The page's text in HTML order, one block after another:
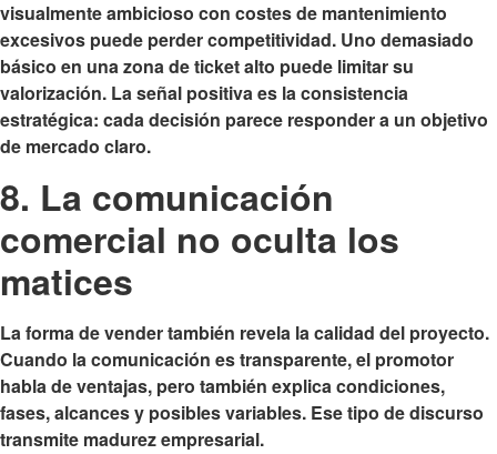
visualmente ambicioso con costes de mantenimiento
excesivos puede perder competitividad. Uno demasiado
básico en una zona de ticket alto puede limitar su
valorización. La señal positiva es la consistencia
estratégica: cada decisión parece responder a un objetivo
de mercado claro.
8. La comunicación
comercial no oculta los
matices
La forma de vender también revela la calidad del proyecto.
Cuando la comunicación es transparente, el promotor
habla de ventajas, pero también explica condiciones,
fases, alcances y posibles variables. Ese tipo de discurso
transmite madurez empresarial.